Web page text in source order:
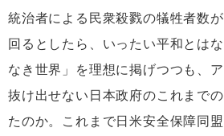
統治者による民衆殺戮の犠牲者数
回るとしたら、いったい平和とは
なき世界」を理想に掲げつつも、
抜け出せない日本政府のこれまで
たのか。これまで日米安全保障同